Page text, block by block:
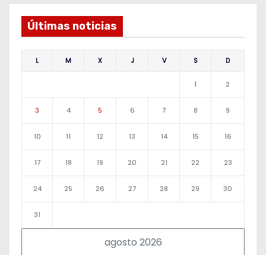
Últimas noticias
agosto 2026
L M X J V S D
1 2
3 4 5 6 7 8 9
10 11 12 13 14 15 16
17 18 19 20 21 22 23
24 25 26 27 28 29 30
31